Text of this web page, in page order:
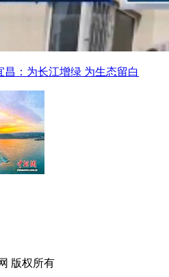
昌：为长江增绿 为生态留白
版权所有